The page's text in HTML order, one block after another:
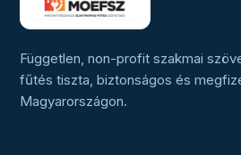
Független, non-profit szakmai
fűtés tiszta, biztonságos és
Magyarországon.